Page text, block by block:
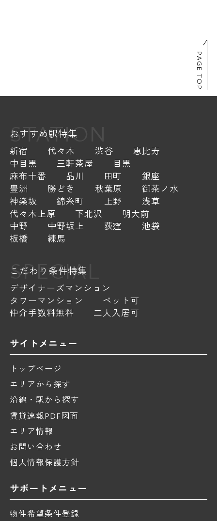
PAGE TOP
STATION
おすすめ駅特集
新宿 代々木 渋谷
恵比寿
中目黒
三軒茶屋
目黒
麻布十番
品川 田町
銀座
豊洲
勝どき 秋葉原
御茶ノ水
神楽坂
錦糸町 上野
浅草
代々木上原
下北沢
明大前
中野
中野坂上 荻窪
池袋
板橋
練馬
SPECIAL
こだわり条件特集
デザイナーズマンション
タワーマンション
ペット可
仲介手数料無料
二人入居可
サイトメニュー
トップページ
エリアから探す
沿線・駅から探す
賃貸速報PDF図面
エリア情報
お問い合わせ
個人情報保護方針
サポートメニュー
物件希望条件登録